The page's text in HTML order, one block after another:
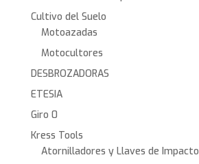
Cultivo del Suelo
Motoazadas
Motocultores
DESBROZADORAS
ETESIA
Giro 0
Kress Tools
Atornilladores y Llaves de Impacto